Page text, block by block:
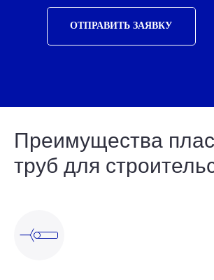
ОТПРАВИТЬ ЗАЯВКУ
Преимущества
труб для